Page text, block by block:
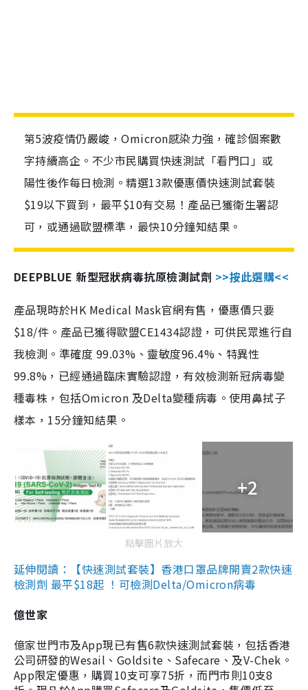
第5波疫情仍嚴峻，Omicron感染力強，確診個案數
字持續高企。不少市民購買快速測試「看門口」或
陽性後作每日檢測。精選13款優惠價快速測試套裝
$19以下買到，最平$10有交易！產品已獲衛生署認
可，或通過歐盟標準，最快10分鐘知結果。
DEEPBLUE 新型冠狀病毒抗原檢測試劑 >>按此選購<<
產品現時於HK Medical Mask官網有售，優惠價只要
$18/件。產品已獲得歐盟CE1434認證，可供民眾進行自
我檢測。準確度 99.03%、靈敏度96.4%、特異性
99.8%，已經通過臨床實驗認證，有效檢測新冠病毒變
種毒株，包括Omicron 及Delta變種病毒。使用鼻拭子
樣本，15分鐘知結果。
+2
點擊圖片放大
延伸閱讀：【快速測試套裝】香港口罩品牌開賣2款快速
檢測劑 最平$18起 ！可檢測Delta/Omicron病毒
億世家
億家世門市及App現已有售6款快速測試套裝，包括香港
公司研發的Wesail、Goldsite、Safecare、及V-Chek。
App限定優惠，購買10支可享75折，而門市則10支8